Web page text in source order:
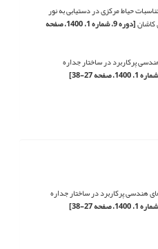
حیاط مرکزی در دستیابی به نور
کاشان
[دوره 9، شماره 1، 1400، صفحه
پرکاربرد در ساختار جداره
هندسی پرکاربرد در ساختار جداره